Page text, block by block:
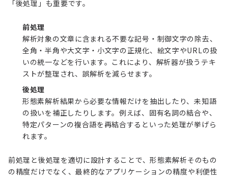
「後処理」も重要です。
前処理
解析対象の文章に含まれる不要な記号・制御文字の除去、
全角・半角や大文字・小文字の正規化、絵文字やURLの扱
いの統一などを行います。これにより、解析器が扱うテキ
ストが整理され、誤解析を減らせます。
後処理
形態素解析結果から必要な情報だけを抽出したり、未知語
の扱いを補正したりします。例えば、固有名詞の結合や、
特定パターンの複合語を再結合するといった処理が挙げら
れます。
前処理と後処理を適切に設計することで、形態素解析そのもの
の精度だけでなく、最終的なアプリケーションの精度や利便性